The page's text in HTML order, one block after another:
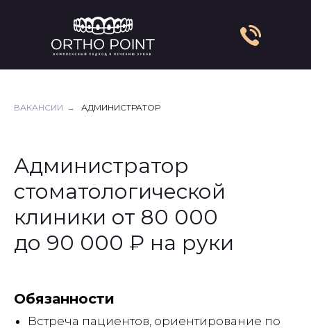
ВАКАНСИИ → АДМИНИСТРАТОР
Администратор
стоматологической
клиники от 80 000
до 90 000 ₽ на руки
Обязанности
Встреча пациентов, ориентирование по